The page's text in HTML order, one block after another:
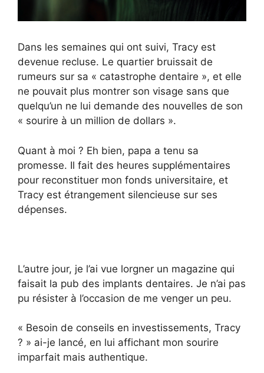
Dans les semaines qui ont suivi, Tracy est
devenue recluse. Le quartier bruissait de
rumeurs sur sa « catastrophe dentaire », et elle
ne pouvait plus montrer son visage sans que
quelqu’un ne lui demande des nouvelles de son
« sourire à un million de dollars ».
Quant à moi ? Eh bien, papa a tenu sa
promesse. Il fait des heures supplémentaires
pour reconstituer mon fonds universitaire, et
Tracy est étrangement silencieuse sur ses
dépenses.
L’autre jour, je l’ai vue lorgner un magazine qui
faisait la pub des implants dentaires. Je n’ai pas
pu résister à l’occasion de me venger un peu.
« Besoin de conseils en investissements, Tracy
? » ai-je lancé, en lui affichant mon sourire
imparfait mais authentique.